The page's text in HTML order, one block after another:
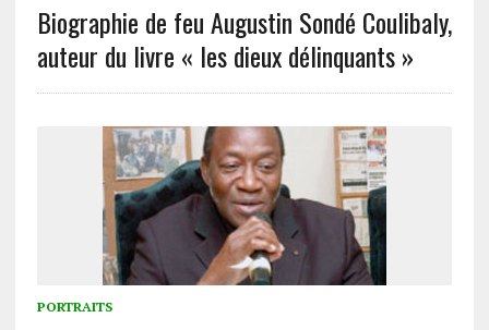
Biographie de feu Augustin Sondé Coulibaly,
auteur du livre « les dieux délinquants »
PORTRAITS